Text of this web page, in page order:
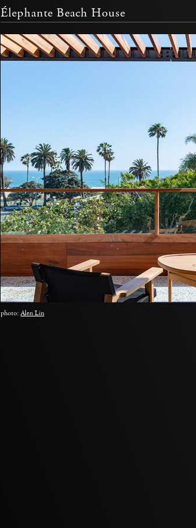
Élephante Beach House
photo:Alen Lin